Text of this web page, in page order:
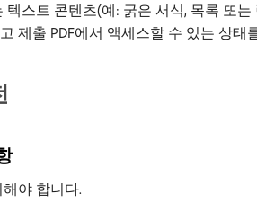
텍스트 콘텐츠(예: 굵은 서식, 목록 또
제출 PDF에서 액세스할 수 있는 상
야 합니다.